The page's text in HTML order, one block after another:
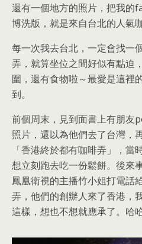
還有一個地方的照片，把我
博洗版，就是來自台北的人氣
每一次我去台北，一定會找一
弄，就算坐位之間好似有點迫
圍，還有食物啦～最愛是這裡
到。
前個周末，見到面書上有朋友
照片，還以為他們去了台灣，
「香港終於都有咖啡弄」，當
想立刻跑去吃一份鬆餅。後來
鳳凰衛視的主播竹小姐打電話
弄，他們的創辦人來了香港，
這樣，想也不想就應承了。哈